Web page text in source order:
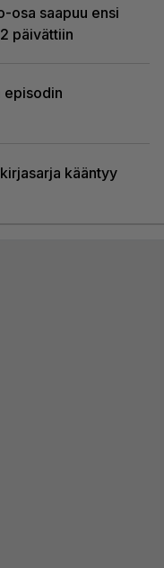
osa saapuu ensi
päivättiin
episodin
kääntyy